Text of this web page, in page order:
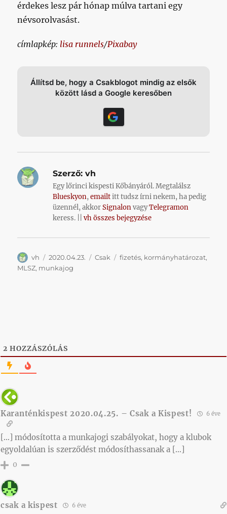
érdekes lesz pár hónap múlva tartani egy
névsorolvasást.
címlapkép: lisa runnels/Pixabay
Állítsd be, hogy a Csakblogot mindig az elsők
között lásd a Google keresőben
Szerző: vh
Egy lőrinci kispesti Kőbányáról. Megtalálsz
Blueskyon,emailtitt tudsz írni nekem, ha pedig
üzennél, akkorSignalonvagyTelegramon
keress. ||vh összes bejegyzése
Szerző
vh Közzétéve
2020.04.23. Kategória
Csak Címke
fizetés, kormányhatározat,
MLSZ, munkajog
2 HOZZÁSZÓLÁS
Karanténkispest 2020.04.25. – Csak a Kispest! 6 éve
[…] módosította a munkajogi szabályokat, hogy a klubok
egyoldalúan is szerződést módosíthassanak a […]
0
csak a kispest 6 éve